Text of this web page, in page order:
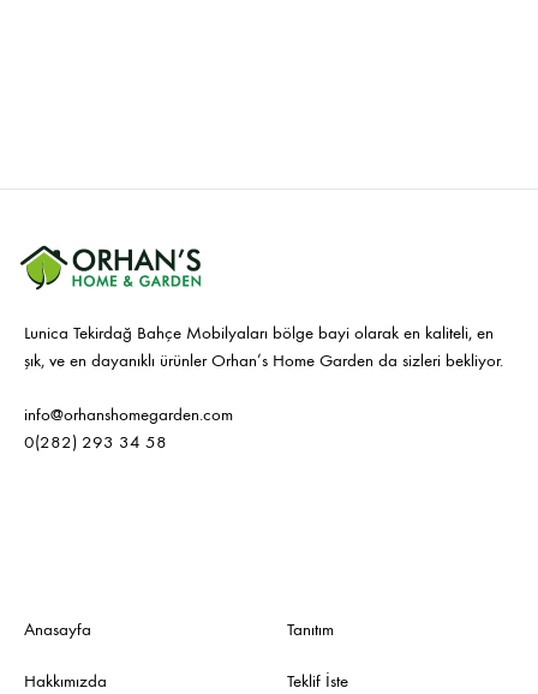
Lunica Tekirdağ Bahçe Mobilyaları bölge bayi olarak en kaliteli, en
şık, ve en dayanıklı ürünler Orhan’s Home Garden da sizleri bekliyor.
info@orhanshomegarden.com
0(282) 293 34 58
Anasayfa
Hakkımızda
Tanıtım
Teklif İste